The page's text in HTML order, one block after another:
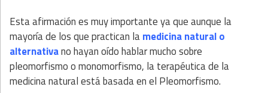
Esta afirmación es muy importante ya que aunque la
mayoría de los que practican lamedicina natural o
alternativano hayan oído hablar mucho sobre
pleomorfismo o monomorfismo, la terapéutica de la
medicina natural está basada en el Pleomorfismo.